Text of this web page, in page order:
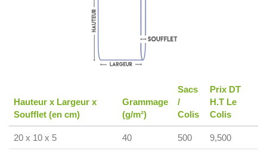
Hauteur x Largeur x
Soufflet (en cm)
Grammage
(g/m²)
Sacs
/
Colis
Prix DT
H.T Le
Colis
20 x 10 x 5 40 500 9,500